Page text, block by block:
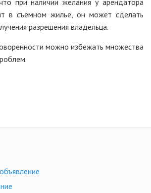
при наличии желания у арендатора
в съемном жилье, он может сделать
разрешения владельца.
можно избежать множества